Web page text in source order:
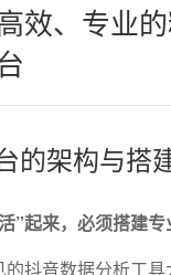
效、专业
的架构与搭
”起来，必须搭建
的抖音数据分析工